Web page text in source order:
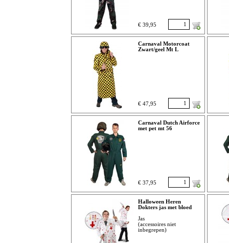
€ 39,95
Carnaval Motorcoat
Zwart/geel Mt L
€ 47,95
Carnaval Dutch Airforce
met pet mt 56
€ 37,95
Halloween Heren
Dokters jas met bloed
Jas
(accessoires niet
inbegrepen)